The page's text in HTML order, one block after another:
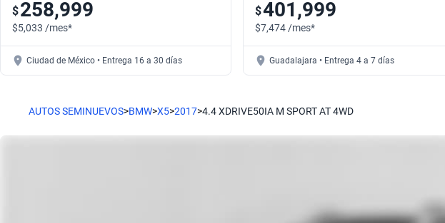
$258,999
$5,033 /mes*
Ciudad de México • Entrega 16 a 30 días
$401,999
$7,474 /mes*
Guadalajara • Entrega 4 a 7 días
AUTOS SEMINUEVOS>BMW>X5>2017>4.4 XDRIVE50IA M SPORT AT 4WD